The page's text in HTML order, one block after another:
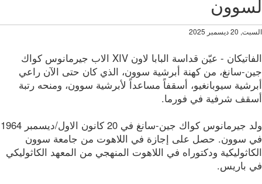
ديسمبر 2025
الفاتيكان - عيّن قداسة البابا لاون XIV الاب جيرمانوس كواك
سانغ، من كهنة أبرشية سوون، الذي كان حتى الآن راعي
سيوبانغيو، أسقفاً مساعداً لأبرشية سوون، ومنحه رتبة
شرفية في فورما.
ولد جيرمانوس كواك جين-سانغ في 20 كانون الاول/ديسمبر 1964
سوون. حصل على إجازة في اللاهوت من جامعة سوون
ودكتوراه في اللاهوت المنهجي من المعهد الكاثوليكي
باريس.